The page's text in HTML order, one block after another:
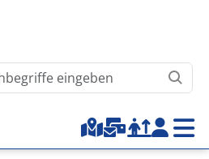
durchsuchen
Top-Menu